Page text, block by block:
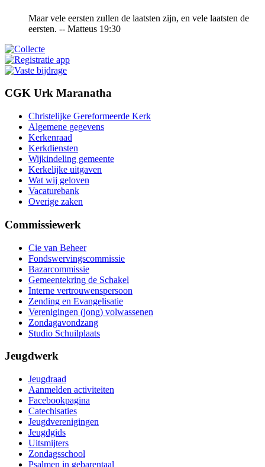
Maar vele eersten zullen de laatsten zijn, en vele laatsten de
eersten. -- Matteus 19:30
CGK Urk Maranatha
Christelijke Gereformeerde Kerk
Algemene gegevens
Kerkenraad
Kerkdiensten
Wijkindeling gemeente
Kerkelijke uitgaven
Wat wij geloven
Vacaturebank
Overige zaken
Commissiewerk
Cie van Beheer
Fondswervingscommissie
Bazarcommissie
Gemeentekring de Schakel
Interne vertrouwenspersoon
Zending en Evangelisatie
Verenigingen (jong) volwassenen
Zondagavondzang
Studio Schuilplaats
Jeugdwerk
Jeugdraad
Aanmelden activiteiten
Facebookpagina
Catechisaties
Jeugdverenigingen
Jeugdgids
Uitsmijters
Zondagsschool
Psalmen in gebarentaal